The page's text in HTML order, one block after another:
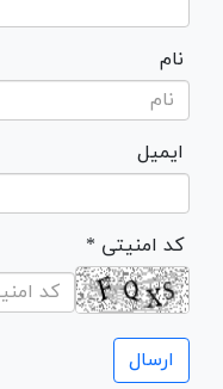
نام
ایمیل
* کد امنیتی